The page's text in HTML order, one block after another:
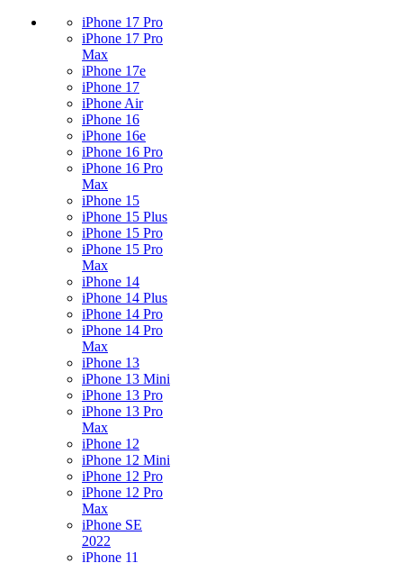
iPhone 17 Pro
iPhone 17 Pro
Max
iPhone 17e
iPhone 17
iPhone Air
iPhone 16
iPhone 16e
iPhone 16 Pro
iPhone 16 Pro
Max
iPhone 15
iPhone 15 Plus
iPhone 15 Pro
iPhone 15 Pro
Max
iPhone 14
iPhone 14 Plus
iPhone 14 Pro
iPhone 14 Pro
Max
iPhone 13
iPhone 13 Mini
iPhone 13 Pro
iPhone 13 Pro
Max
iPhone 12
iPhone 12 Mini
iPhone 12 Pro
iPhone 12 Pro
Max
iPhone SE
2022
iPhone 11